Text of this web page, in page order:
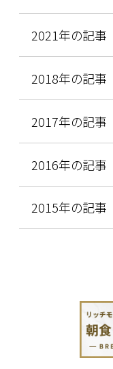
2021年の記事
2018年の記事
2017年の記事
2016年の記事
2015年の記事